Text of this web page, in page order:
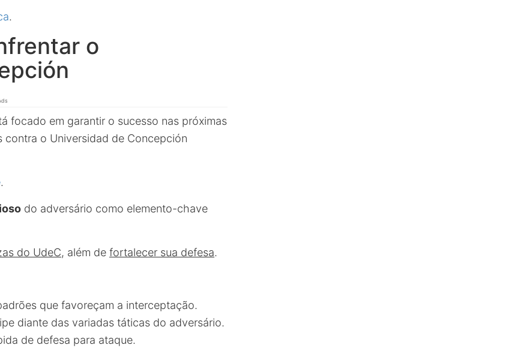
.
o
focado em garantir o sucesso nas próximas
contra o Universidad de Concepción
.
do adversário como elemento-chave
do UdeC, além de fortalecer sua defesa.
que favoreçam a interceptação.
diante das variadas táticas do adversário.
de defesa para ataque.